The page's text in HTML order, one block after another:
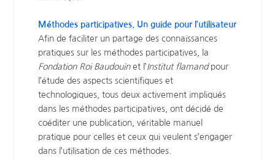
Méthodes participatives. Un guide pour l’utilisateur
Afin de faciliter un partage des connaissances
pratiques sur les méthodes participatives, la
Fondation Roi Baudouinet l’Institut flamandpour
l’étude des aspects scientifiques et
technologiques, tous deux activement impliqués
dans les méthodes participatives, ont décidé de
coéditer une publication, véritable manuel
pratique pour celles et ceux qui veulent s’engager
dans l’utilisation de ces méthodes.